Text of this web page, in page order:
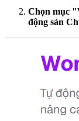
Chọn mục
động sản